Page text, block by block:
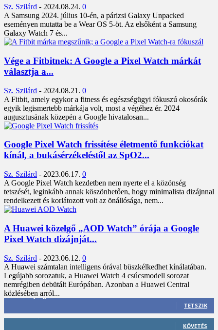
Sz. Szilárd - 2024.08.24. 0
A Samsung 2024. július 10-én, a párizsi Galaxy Unpacked
eseményen mutatta be a Wear OS 5-öt. Az elsőként a Samsung
Galaxy Watch 7 és...
Vége a Fitbitnek: A Google a Pixel Watch márkát
választja a...
Sz. Szilárd - 2024.08.21. 0
A Fitbit, amely egykor a fitness és egészségügyi fókuszú okosórák
egyik legismertebb márkája volt, most a végéhez ér. 2024
augusztusának közepén a Google hivatalosan...
Google Pixel Watch frissítése életmentő funkciókat
kínál, a bukásérzékeléstől az SpO2...
Sz. Szilárd - 2023.06.17. 0
A Google Pixel Watch kezdetben nem nyerte el a közönség
tetszését, leginkább annak köszönhetően, hogy minimalista dizájnnal
rendelkezett és korlátozott volt az önállósága, nem...
A Huawei közelgő „AOD Watch” órája a Google
Pixel Watch dizájnját...
Sz. Szilárd - 2023.06.12. 0
A Huawei számtalan intelligens órával büszkélkedhet kínálatában.
Legújabb sorozatuk, a Huawei Watch 4 csúcsmodell sorozat
nemrégiben debütált Európában. Azonban a Huawei Central
közlésében arról...
3,452 Rajongók
TETSZIK
412 Követő
KÖVETÉS